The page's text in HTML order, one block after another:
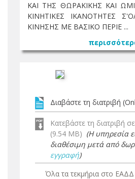
ΚΑΙ ΤΗΣ ΘΩΡΑΚΙΚΗΣ ΚΑΙ
ΚΙΝΗΤΙΚΕΣ ΙΚΑΝΟΤΗΤΕΣ
ΚΙΝΗΣΗΣ ΜΕ ΒΑΣΙΚΟ ΠΕΡΙΕ ...
Διαβάστε τη διατριβή
Κατεβάστε τη διατριβή
(9.54 MB) (Η υπηρεσία
διαθέσιμη μετά από
εγγραφή)
Όλα τα τεκμήρια στο ΕΑΔΔ